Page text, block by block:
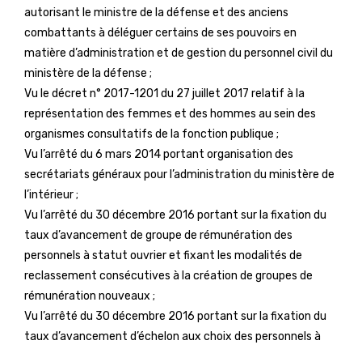
autorisant le ministre de la défense et des anciens
combattants à déléguer certains de ses pouvoirs en
matière d’administration et de gestion du personnel civil du
ministère de la défense ;
Vu le décret n° 2017-1201 du 27 juillet 2017 relatif à la
représentation des femmes et des hommes au sein des
organismes consultatifs de la fonction publique ;
Vu l’arrêté du 6 mars 2014 portant organisation des
secrétariats généraux pour l’administration du ministère de
l’intérieur ;
Vu l’arrêté du 30 décembre 2016 portant sur la fixation du
taux d’avancement de groupe de rémunération des
personnels à statut ouvrier et fixant les modalités de
reclassement consécutives à la création de groupes de
rémunération nouveaux ;
Vu l’arrêté du 30 décembre 2016 portant sur la fixation du
taux d’avancement d’échelon aux choix des personnels à